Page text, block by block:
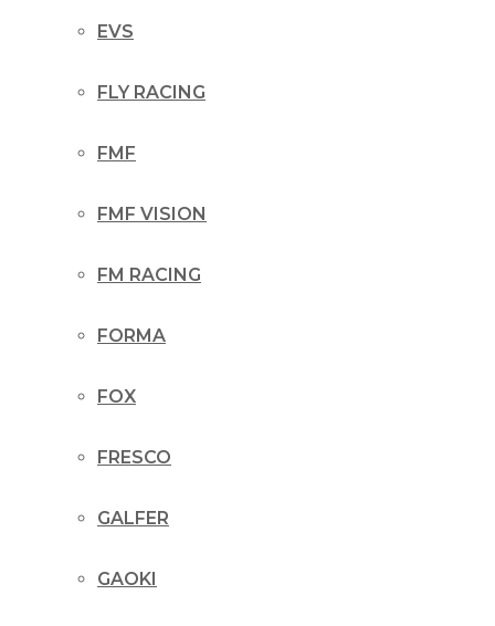
EVS
FLY RACING
FMF
FMF VISION
FM RACING
FORMA
FOX
FRESCO
GALFER
GAOKI